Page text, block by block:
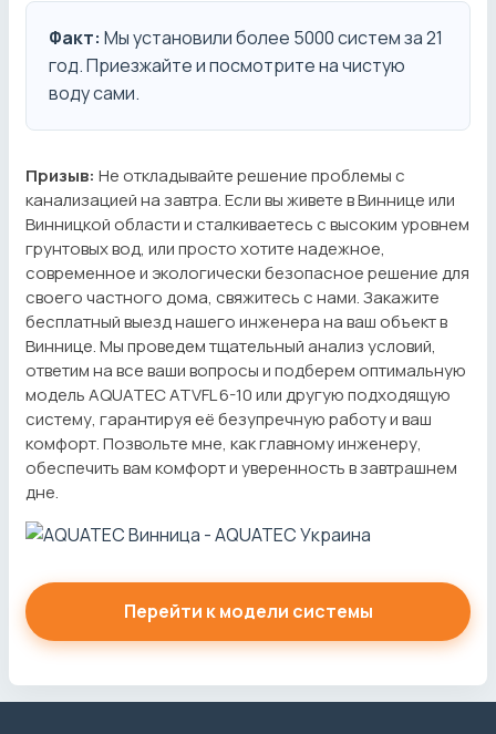
Факт: Мы установили более 5000 систем за 21
год. Приезжайте и посмотрите на чистую
воду сами.
Призыв: Не откладывайте решение проблемы с
канализацией на завтра. Если вы живете в Виннице или
Винницкой области и сталкиваетесь с высоким уровнем
грунтовых вод, или просто хотите надежное,
современное и экологически безопасное решение для
своего частного дома, свяжитесь с нами. Закажите
бесплатный выезд нашего инженера на ваш объект в
Виннице. Мы проведем тщательный анализ условий,
ответим на все ваши вопросы и подберем оптимальную
модель AQUATEC ATVFL 6-10 или другую подходящую
систему, гарантируя её безупречную работу и ваш
комфорт. Позвольте мне, как главному инженеру,
обеспечить вам комфорт и уверенность в завтрашнем
дне.
Перейти к модели системы